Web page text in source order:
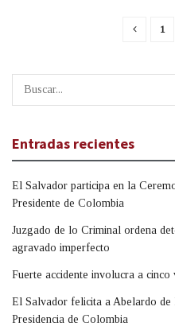
1
Entradas recientes
El Salvador participa en la
Presidente de Colombia
Juzgado de lo Criminal ordena
agravado imperfecto
Fuerte accidente involucra a
El Salvador felicita a Abelardo
Presidencia de Colombia